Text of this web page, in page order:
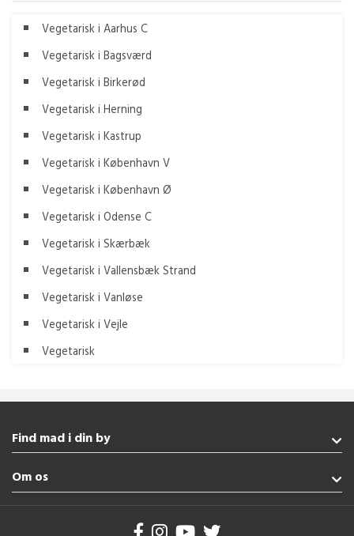
Vegetarisk i Aarhus C
Vegetarisk i Bagsværd
Vegetarisk i Birkerød
Vegetarisk i Herning
Vegetarisk i Kastrup
Vegetarisk i København V
Vegetarisk i København Ø
Vegetarisk i Odense C
Vegetarisk i Skærbæk
Vegetarisk i Vallensbæk Strand
Vegetarisk i Vanløse
Vegetarisk i Vejle
Vegetarisk
Find mad i din by
Fredericia
Nordborg
Aabenraa
Om os
Handelsbetingelser